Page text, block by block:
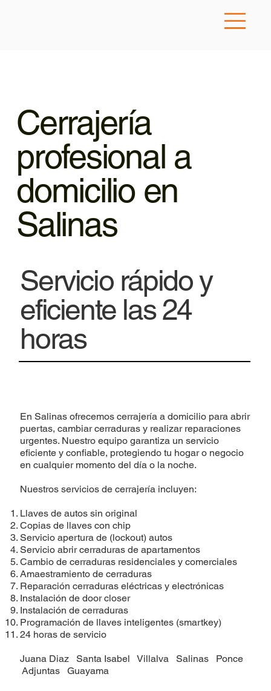
Cerrajería
profesional a
domicilio en
Salinas
Servicio rápido y
eficiente las 24
horas
En Salinas ofrecemos cerrajería a domicilio para abrir
puertas, cambiar cerraduras y realizar reparaciones
urgentes. Nuestro equipo garantiza un servicio
eficiente y confiable, protegiendo tu hogar o negocio
en cualquier momento del día o la noche.
Nuestros servicios de cerrajería incluyen:
Llaves de autos sin original
Copias de llaves con chip
Servicio apertura de (lockout) autos
Servicio abrir cerraduras de apartamentos
Cambio de cerraduras residenciales y comerciales
Amaestramiento de cerraduras
Reparación cerraduras eléctricas y electrónicas
Instalación de door closer
Instalación de cerraduras
​Programación de llaves inteligentes (smartkey)
24 horas de servicio
Juana Diaz Santa Isabel Villalva Salinas
Ponce
Adjuntas
Guayama